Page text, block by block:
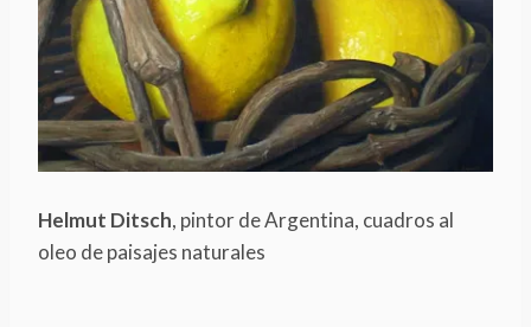
Helmut Ditsch, pintor de Argentina, cuadros al
oleo de paisajes naturales